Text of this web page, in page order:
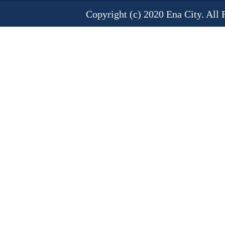
Copyright (c) 2020 Ena City. All